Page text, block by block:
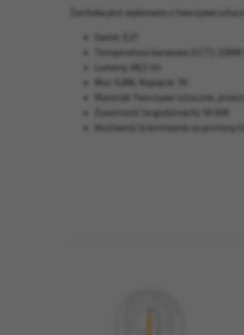
Żarówka jest wykonana z tworzywa
Gwint: E27
Temperatura barwowa (CCT):
Lumeny: 68,5 lm
Moc: 0,8W, Napięcie: 3V
Materiał: Tworzywo sztuczne,
Żywotność (w godzinach): 50 000
Możliwość ściemniania za pomocą